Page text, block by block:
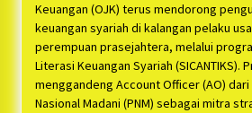
Keuangan (OJK) terus mendorong
keuangan syariah di kalangan pelaku
perempuan prasejahtera, melalui
Literasi Keuangan Syariah (SICANTIKS).
menggandeng Account Officer (AO) dari
Nasional Madani (PNM) sebagai mitra